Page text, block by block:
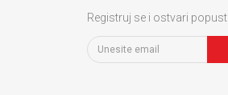
Registruj se i ostvari popust